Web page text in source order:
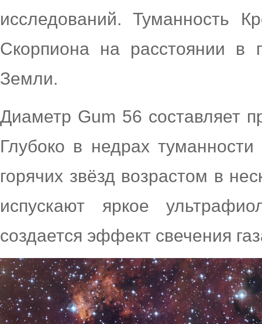
исследований. Туманность
Скорпиона на расстоянии в
Земли.
Диаметр Gum 56 составляет
Глубоко в недрах
горячих звёзд возрастом в
испускают яркое
создается эффект свечения